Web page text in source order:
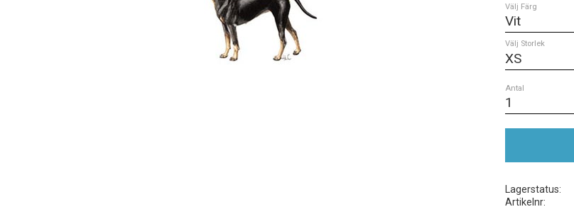
Välj Färg
Välj Storlek
Antal
Lagerstatus
Artikelnr